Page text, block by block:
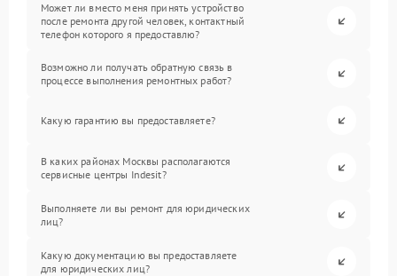
Может ли вместо меня принять устройство
после ремонта другой человек, контактный
телефон которого я предоставлю?
Возможно ли получать обратную связь в
процессе выполнения ремонтных работ?
Какую гарантию вы предоставляете?
В каких районах Москвы располагаются
сервисные центры Indesit?
Выполняете ли вы ремонт для юридических
лиц?
Какую документацию вы предоставляете
для юридических лиц?